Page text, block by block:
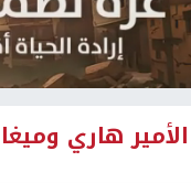
هاري